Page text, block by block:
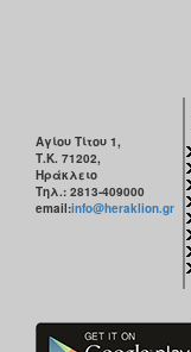
Αγίου Τίτου 1,
Τ.Κ. 71202,
Ηράκλειο
Τηλ.: 2813-409000
email:info@heraklion.gr